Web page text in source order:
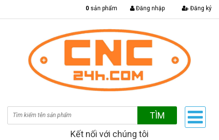
0 sản phẩm Đăng nhập Đăng ký
TÌM
Kết nối với chúng tôi